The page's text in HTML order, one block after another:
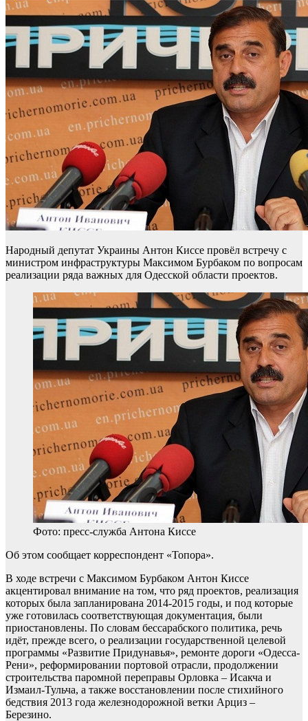
Народный депутат Украины Антон Киссе провёл встречу с
министром инфраструктуры Максимом Бурбаком по вопросам
реализации ряда важных для Одесской области проектов.
Фото: пресс-служба Антона Киссе
Об этом сообщает корреспондент «Топора».
В ходе встречи с Максимом Бурбаком Антон Киссе
акцентировал внимание на том, что ряд проектов, реализация
которых была запланирована 2014-2015 годы, и под которые
уже готовилась соответствующая документация, были
приостановлены. По словам бессарабского политика, речь
идёт, прежде всего, о реализации государственной целевой
программы «Развитие Придунавья», ремонте дороги «Одесса-
Рени», реформировании портовой отрасли, продолжении
строительства паромной переправы Орловка – Исакча и
Измаил-Тульча, а также восстановлении после стихийного
бедствия 2013 года железнодорожной ветки Арциз –
Березино.